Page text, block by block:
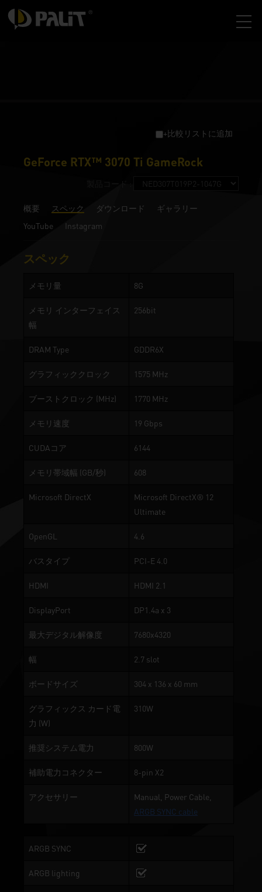
+比較リストに追加
GeForce RTX™ 3070 Ti GameRock
概要 スペック ダウンロード
ギャラリー
YouTube
Instagram
スペック
メモリ量 8G
メモリ インターフェイス
幅
256bit
DRAM Type GDDR6X
グラフィッククロック 1575 MHz
ブーストクロック (MHz) 1770 MHz
メモリ速度 19 Gbps
CUDAコア 6144
メモリ帯域幅 (GB/秒) 608
Microsoft DirectX
Microsoft DirectX® 12
Ultimate
OpenGL 4.6
バスタイプ PCI-E 4.0
HDMI HDMI 2.1
DisplayPort DP1.4a x 3
最大デジタル解像度 7680x4320
幅 2.7 slot
ボードサイズ 304 x 136 x 60 mm
グラフィックス カード電
力 (W)
310W
推奨システム電力 800W
補助電力コネクター 8-pin X2
アクセサリー
Manual, Power Cable,
ARGB SYNC cable
ARGB SYNC
ARGB lighting